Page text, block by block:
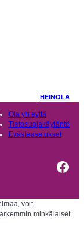
HEINOLA
Ota yhteyttä
Tietosuojakäytäntö
Evästeasetukset
voit
minkälaiset